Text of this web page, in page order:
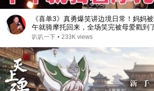
《喜单3》真勇爆笑讲边境日常！妈妈
午就骑摩托回来，全场笑完被母爱戳到
单口季 #脱口秀 #搞笑 #喜剧 #funny #综
叭叭一下 • 233K views